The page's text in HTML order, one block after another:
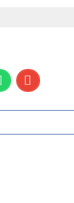
MATO GROSSO
POLÍCIA